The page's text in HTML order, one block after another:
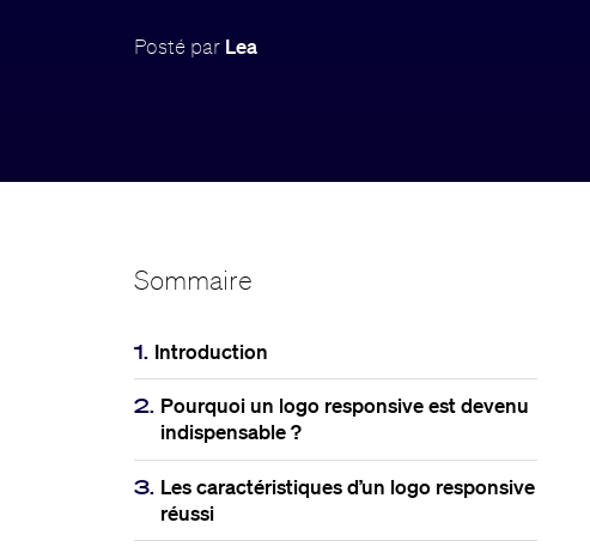
Posté par Lea
Sommaire
1. Introduction
2. Pourquoi un logo responsive est devenu
indispensable ?
3. Les caractéristiques d’un logo responsive
réussi